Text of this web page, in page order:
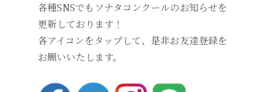
各種SNSでもソナタコンクールのお知らせを
更新しております！
各アイコンをタップして、是非お友達登録を
お願いいたします。